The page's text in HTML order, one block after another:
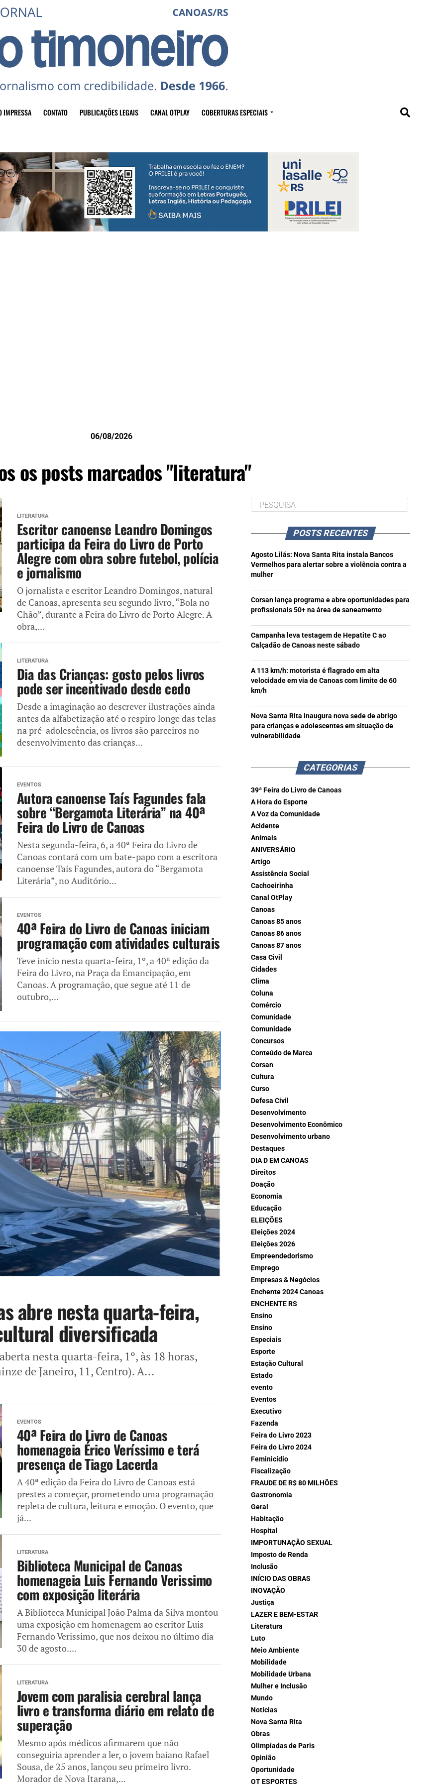
IMPRESSA CONTATO PUBLICAÇÕES LEGAIS CANAL OTPLAY COBERTURAS ESPECIAIS
06/08/2026
os posts marcados "literatura"
LITERATURA
Escritor canoense Leandro Domingos
participa da Feira do Livro de Porto
Alegre com obra sobre futebol, polícia
e jornalismo
O jornalista e escritor Leandro Domingos, natural
de Canoas, apresenta seu segundo livro, “Bola no
Chão”, durante a Feira do Livro de Porto Alegre. A
obra,...
LITERATURA
Dia das Crianças: gosto pelos livros
pode ser incentivado desde cedo
Desde a imaginação ao descrever ilustrações ainda
antes da alfabetização até o respiro longe das telas
na pré-adolescência, os livros são parceiros no
desenvolvimento das crianças...
EVENTOS
Autora canoense Taís Fagundes fala
sobre “Bergamota Literária” na 40ª
Feira do Livro de Canoas
Nesta segunda-feira, 6, a 40ª Feira do Livro de
Canoas contará com um bate-papo com a escritora
canoense Taís Fagundes, autora do “Bergamota
Literária”, no Auditório...
EVENTOS
40ª Feira do Livro de Canoas iniciam
programação com atividades culturais
Teve início nesta quarta-feira, 1º, a 40ª edição da
Feira do Livro, na Praça da Emancipação, em
Canoas. A programação, que segue até 11 de
outubro,...
abre nesta quarta-feira,
diversificada
nesta quarta-feira, 1º, às 18 horas,
de Janeiro, 11, Centro). A...
EVENTOS
40ª Feira do Livro de Canoas
homenageia Érico Veríssimo e terá
presença de Tiago Lacerda
A 40ª edição da Feira do Livro de Canoas está
prestes a começar, prometendo uma programação
repleta de cultura, leitura e emoção. O evento, que
já...
LITERATURA
Biblioteca Municipal de Canoas
homenageia Luis Fernando Verissimo
com exposição literária
A Biblioteca Municipal João Palma da Silva montou
uma exposição em homenagem ao escritor Luis
Fernando Verissimo, que nos deixou no último dia
30 de agosto....
LITERATURA
Jovem com paralisia cerebral lança
livro e transforma diário em relato de
superação
Mesmo após médicos afirmarem que não
conseguiria aprender a ler, o jovem baiano Rafael
Sousa, de 25 anos, lançou seu primeiro livro.
Morador de Nova Itarana,...
POSTS RECENTES
Agosto Lilás: Nova Santa Rita instala Bancos
Vermelhos para alertar sobre a violência contra a
mulher
Corsan lança programa e abre oportunidades para
profissionais 50+ na área de saneamento
Campanha leva testagem de Hepatite C ao
Calçadão de Canoas neste sábado
A 113 km/h: motorista é flagrado em alta
velocidade em via de Canoas com limite de 60
km/h
Nova Santa Rita inaugura nova sede de abrigo
para crianças e adolescentes em situação de
vulnerabilidade
CATEGORIAS
39ª Feira do Livro de Canoas
A Hora do Esporte
A Voz da Comunidade
Acidente
Animais
ANIVERSÁRIO
Artigo
Assistência Social
Cachoeirinha
Canal OtPlay
Canoas
Canoas 85 anos
Canoas 86 anos
Canoas 87 anos
Casa Civil
Cidades
Clima
Coluna
Comércio
Comunidade
Comunidade
Concursos
Conteúdo de Marca
Corsan
Cultura
Curso
Defesa Civil
Desenvolvimento
Desenvolvimento Econômico
Desenvolvimento urbano
Destaques
DIA D EM CANOAS
Direitos
Doação
Economia
Educação
ELEIÇÕES
Eleições 2024
Eleições 2026
Empreendedorismo
Emprego
Empresas & Negócios
Enchente 2024 Canoas
ENCHENTE RS
Ensino
Ensino
Especiais
Esporte
Estação Cultural
Estado
evento
Eventos
Executivo
Fazenda
Feira do Livro 2023
Feira do Livro 2024
Feminicídio
Fiscalização
FRAUDE DE R$ 80 MILHÕES
Gastronomia
Geral
Habitação
Hospital
IMPORTUNAÇÃO SEXUAL
Imposto de Renda
Inclusão
INÍCIO DAS OBRAS
INOVAÇÃO
Justiça
LAZER E BEM-ESTAR
Literatura
Luto
Meio Ambiente
Mobilidade
Mobilidade Urbana
Mulher e Inclusão
Mundo
Notícias
Nova Santa Rita
Obras
Olimpíadas de Paris
Opinião
Oportunidade
OT ESPORTES